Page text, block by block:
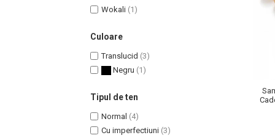
Wokali (1)
Culoare
Translucid (3)
Negru (1)
Tipul de ten
Normal (4)
Cu imperfectiuni (3)